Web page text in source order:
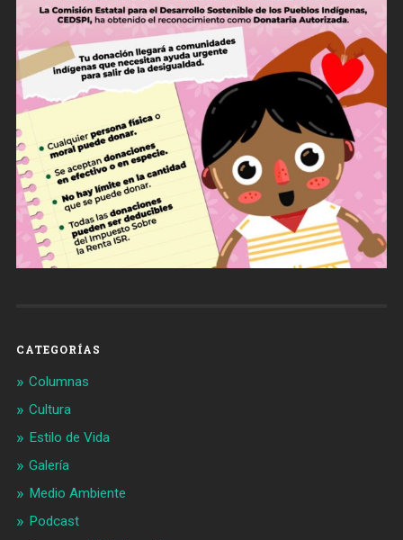
CATEGORÍAS
Columnas
Cultura
Estilo de Vida
Galería
Medio Ambiente
Podcast